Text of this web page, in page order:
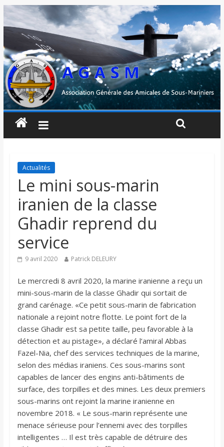
Actualités
Le mini sous-marin
iranien de la classe
Ghadir reprend du
service
9 avril 2020 Patrick DELEURY
Le mercredi 8 avril 2020, la marine iranienne a reçu un
mini-sous-marin de la classe Ghadir qui sortait de
grand carénage. «Ce petit sous-marin de fabrication
nationale a rejoint notre flotte. Le point fort de la
classe Ghadir est sa petite taille, peu favorable à la
détection et au pistage», a déclaré l’amiral Abbas
Fazel-Nia, chef des services techniques de la marine,
selon des médias iraniens. Ces sous-marins sont
capables de lancer des engins anti-bâtiments de
surface, des torpilles et des mines. Les deux premiers
sous-marins ont rejoint la marine iranienne en
novembre 2018. « Le sous-marin représente une
menace sérieuse pour l’ennemi avec des torpilles
intelligentes … Il est très capable de détruire des